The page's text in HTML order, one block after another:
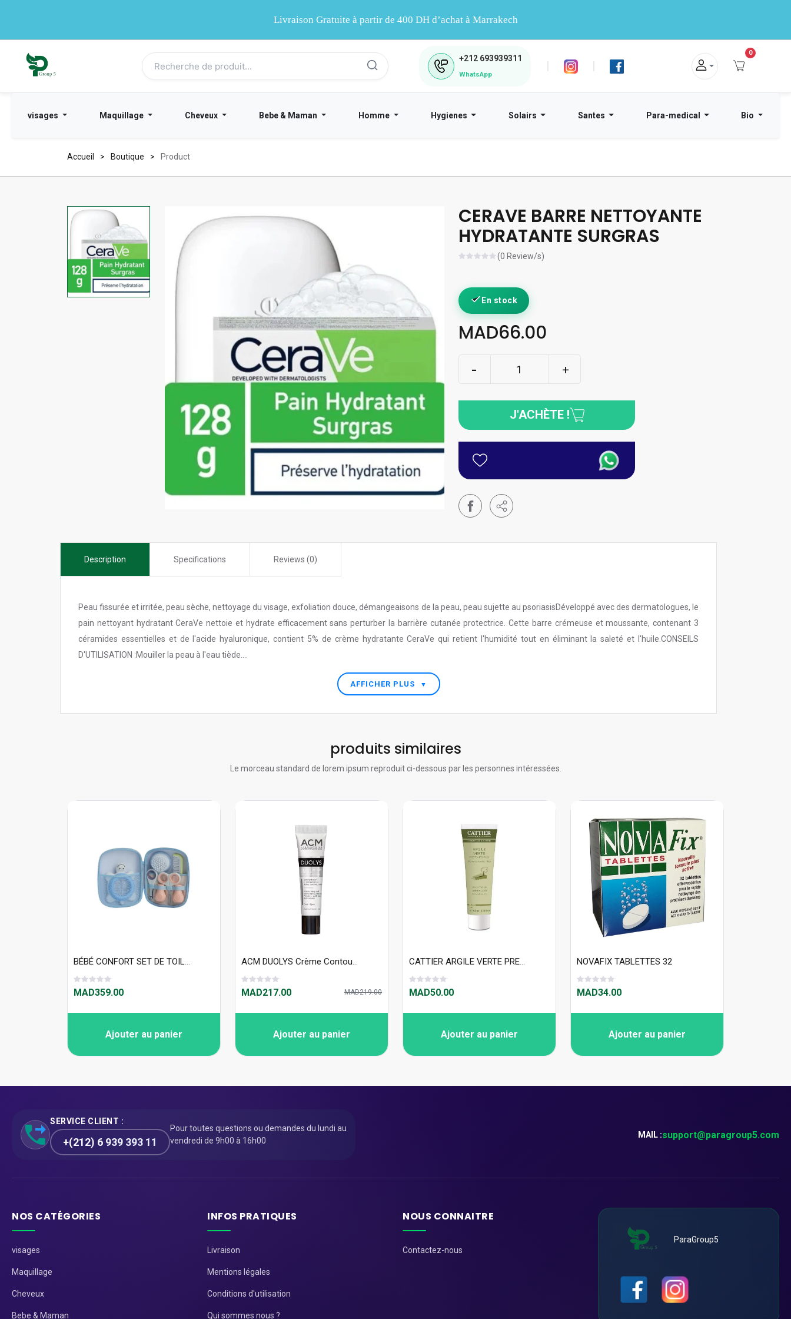
Livraison Gratuite à partir de 400 DH d’achat à Marrakech
+212 693939311
WhatsApp
| |
0
visages Maquillage Cheveux Bebe & Maman Homme Hygienes Solairs Santes Para-medical Bio
Accueil Boutique Product
CERAVE BARRE NETTOYANTE
HYDRATANTE SURGRAS
(0 Review/s)
En stock
MAD66.00
J'ACHÈTE !
Description Specifications Reviews (0)
Peau fissurée et irritée, peau sèche, nettoyage du visage, exfoliation douce, démangeaisons de la peau, peau sujette au psoriasisDéveloppé avec des dermatologues, le
pain nettoyant hydratant CeraVe nettoie et hydrate efficacement sans perturber la barrière cutanée protectrice. Cette barre crémeuse et moussante, contenant 3
céramides essentielles et de l'acide hyaluronique, contient 5% de crème hydratante CeraVe qui retient l'humidité tout en éliminant la saleté et l'huile.CONSEILS
D'UTILISATION :Mouiller la peau à l'eau tiède....
AFFICHER PLUS ▼
produits similaires
Le morceau standard de lorem ipsum reproduit ci-dessous par les personnes intéressées.
BÉBÉ CONFORT SET DE TOILETTE - PAPER BOATS 7110
MAD359.00
Ajouter au panier
ACM DUOLYS Crème Contour Des Yeux 15 MlACM DUOLYS Crème Contour Des Yeux 15 Ml
MAD217.00 MAD219.00
Ajouter au panier
CATTIER ARGILE VERTE PRETE A L'EMPLOI 100ml
MAD50.00
Ajouter au panier
NOVAFIX TABLETTES 32
MAD34.00
Ajouter au panier
SERVICE CLIENT :
+(212) 6 939 393 11
Pour toutes questions ou demandes du lundi au
vendredi de 9h00 à 16h00
MAIL :support@paragroup5.com
NOS CATÉGORIES
visages
Maquillage
Cheveux
Bebe & Maman
INFOS PRATIQUES
Livraison
Mentions légales
Conditions d'utilisation
Qui sommes nous ?
NOUS CONNAITRE
Contactez-nous
ParaGroup5